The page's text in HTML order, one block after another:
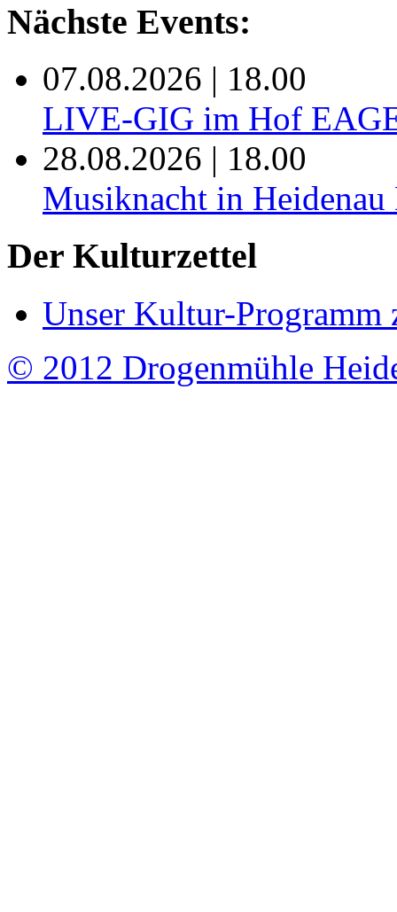
Nächste Events:
07.08.2026 | 18.00
LIVE-GIG im Hof
28.08.2026 | 18.00
Musiknacht in
Der Kulturzettel
Unser Kultur-Programm
© 2012 Drogenmühle